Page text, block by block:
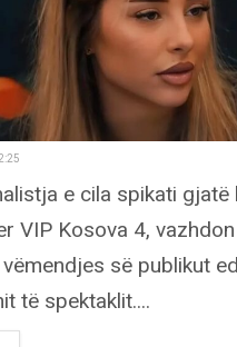
e cila spikati
VIP Kosova 4,
së publikut
të spektaklit....